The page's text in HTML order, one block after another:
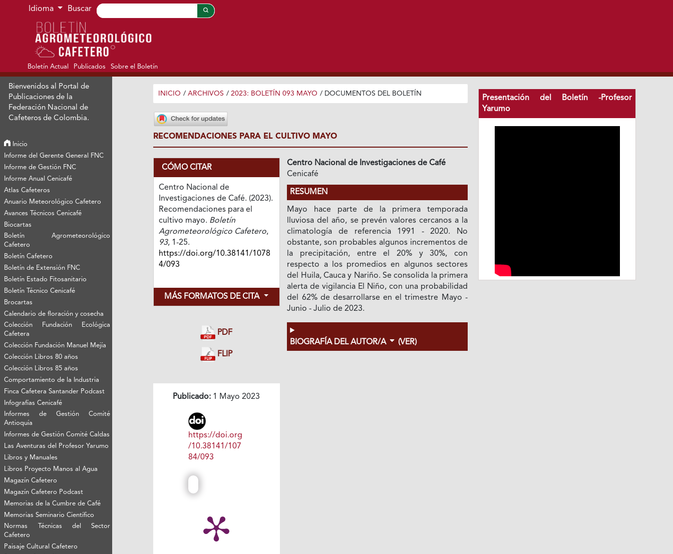
Ir al menú de navegación principal
Ir al contenido principal
Ir al pie de página del sitio
Idioma Buscar
Boletín Actual Publicados Sobre el Boletín
Bienvenidos al Portal de
Publicaciones de la
Federación Nacional de
Cafeteros de Colombia.
Inicio
Informe del Gerente General FNC
Informe de Gestión FNC
Informe Anual Cenicafé
Atlas Cafeteros
Anuario Meteorológico Cafetero
Avances Técnicos Cenicafé
Biocartas
Boletín Agrometeorológico
Cafetero
Boletín Cafetero
Boletín de Extensión FNC
Boletín Estado Fitosanitario
Boletín Técnico Cenicafé
Brocartas
Calendario de floración y cosecha
Colección Fundación Ecológica
Cafetera
Colección Fundación Manuel Mejía
Colección Libros 80 años
Colección Libros 85 años
Comportamiento de la Industria
Finca Cafetera Santander Podcast
Infografías Cenicafé
Informes de Gestión Comité
Antioquía
Informes de Gestión Comité Caldas
Las Aventuras del Profesor Yarumo
Libros y Manuales
Libros Proyecto Manos al Agua
Magazín Cafetero
Magazín Cafetero Podcast
Memorias de la Cumbre de Café
Memorias Seminario Científico
Normas Técnicas del Sector
Cafetero
Paisaje Cultural Cafetero
INICIO / ARCHIVOS / 2023: BOLETÍN 093 MAYO / DOCUMENTOS DEL BOLETÍN
RECOMENDACIONES PARA EL CULTIVO MAYO
CÓMO CITAR
Centro Nacional de
Investigaciones de Café. (2023).
Recomendaciones para el
cultivo mayo. Boletín
Agrometeorológico Cafetero,
93, 1-25.
https://doi.org/10.38141/1078
4/093
MÁS FORMATOS DE CITA
PDF
FLIP
Publicado: 1 Mayo 2023
https://doi.org
/10.38141/107
84/093
Centro Nacional de Investigaciones de Café
Cenicafé
RESUMEN
Mayo hace parte de la primera temporada
lluviosa del año, se prevén valores cercanos a la
climatología de referencia 1991 - 2020. No
obstante, son probables algunos incrementos de
la precipitación, entre el 20% y 30%, con
respecto a los promedios en algunos sectores
del Huila, Cauca y Nariño. Se consolida la primera
alerta de vigilancia El Niño, con una probabilidad
del 62% de desarrollarse en el trimestre Mayo -
Junio - Julio de 2023.
BIOGRAFÍA DEL AUTOR/A (VER)
Presentación del Boletín -Profesor
Yarumo